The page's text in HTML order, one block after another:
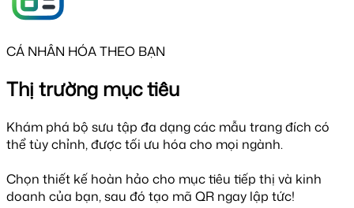
CÁ NHÂN HÓA THEO BẠN
Thị trường mục tiêu
Khám phá bộ sưu tập đa dạng các mẫu trang đích có
thể tùy chỉnh, được tối ưu hóa cho mọi ngành.
Chọn thiết kế hoàn hảo cho mục tiêu tiếp thị và kinh
doanh của bạn, sau đó tạo mã QR ngay lập tức!